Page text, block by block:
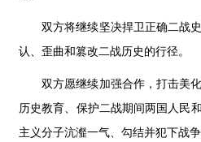
双方将继续坚决捍卫正确二战
认、歪曲和篡改二战历史的行径。
双方愿继续加强合作，打击美
历史教育、保护二战期间两国人民
主义分子沆瀣一气、勾结并犯下战